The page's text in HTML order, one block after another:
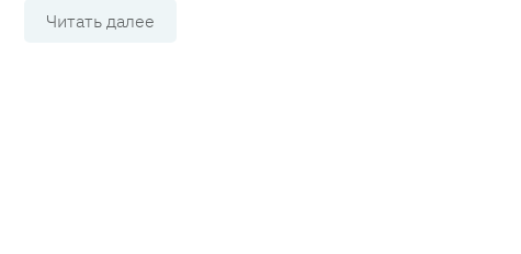
Читать далее